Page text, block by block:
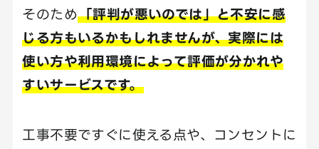
そのため「評判が悪いのでは」と不安に感
じる方もいるかもしれませんが、実際には
使い方や利用環境によって評価が分かれや
すいサービスです。
工事不要ですぐに使える点や、コンセントに